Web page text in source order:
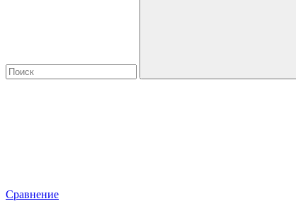
Сравнение